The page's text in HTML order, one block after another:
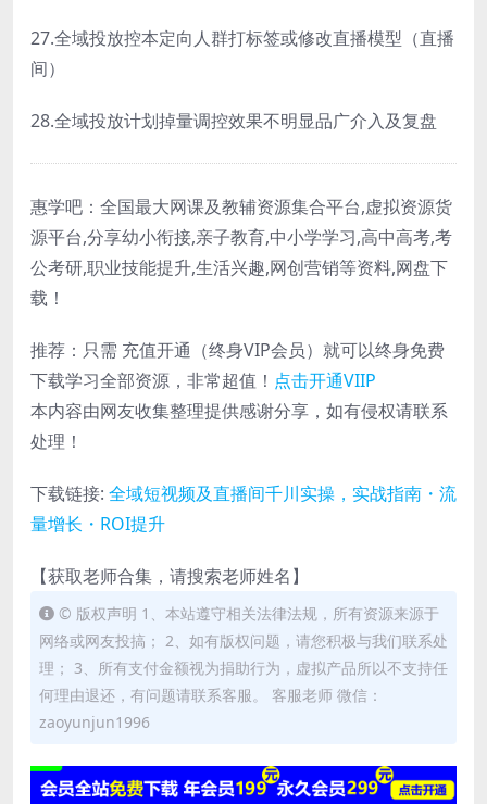
27.全域投放控本定向人群打标签或修改直播模型（直播
间）
28.全域投放计划掉量调控效果不明显品广介入及复盘
惠学吧：全国最大网课及教辅资源集合平台,虚拟资源货
源平台,分享幼小衔接,亲子教育,中小学学习,高中高考,考
公考研,职业技能提升,生活兴趣,网创营销等资料,网盘下
载！
推荐：只需 充值开通（终身VIP会员）就可以终身免费
下载学习全部资源，非常超值！ 点击开通VIIP
本内容由网友收集整理提供感谢分享，如有侵权请联系
处理！
下载链接: 全域短视频及直播间千川实操，实战指南・流
量增长・ROI提升
【获取老师合集，请搜索老师姓名】
© 版权声明 1、本站遵守相关法律法规，所有资源来源于
网络或网友投搞； 2、如有版权问题，请您积极与我们联系处
理； 3、所有支付金额视为捐助行为，虚拟产品所以不支持任
何理由退还，有问题请联系客服。 客服老师 微信：
zaoyunjun1996